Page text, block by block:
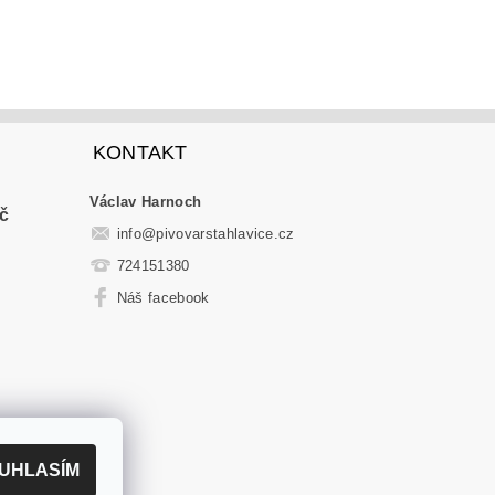
KONTAKT
Václav Harnoch
info@pivovarstahlavice.cz
724151380
Náš facebook